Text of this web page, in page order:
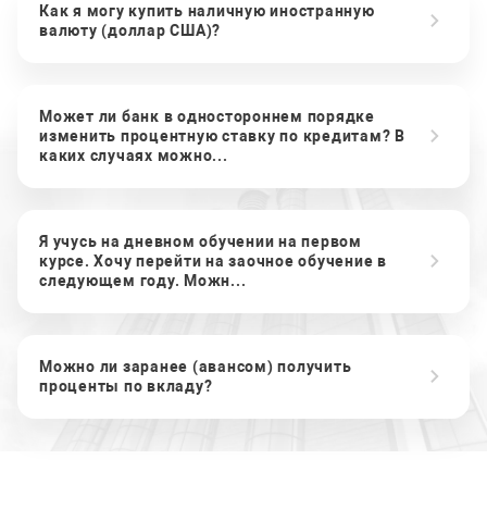
Как я могу купить наличную иностранную
валюту (доллар США)?
Может ли банк в одностороннем порядке
изменить процентную ставку по кредитам? В
каких случаях можно...
Я учусь на дневном обучении на первом
курсе. Хочу перейти на заочное обучение в
следующем году. Можн...
Можно ли заранее (авансом) получить
проценты по вкладу?